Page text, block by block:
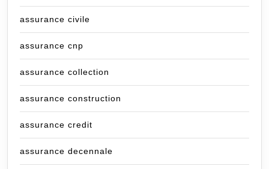
assurance civile
assurance cnp
assurance collection
assurance construction
assurance credit
assurance decennale